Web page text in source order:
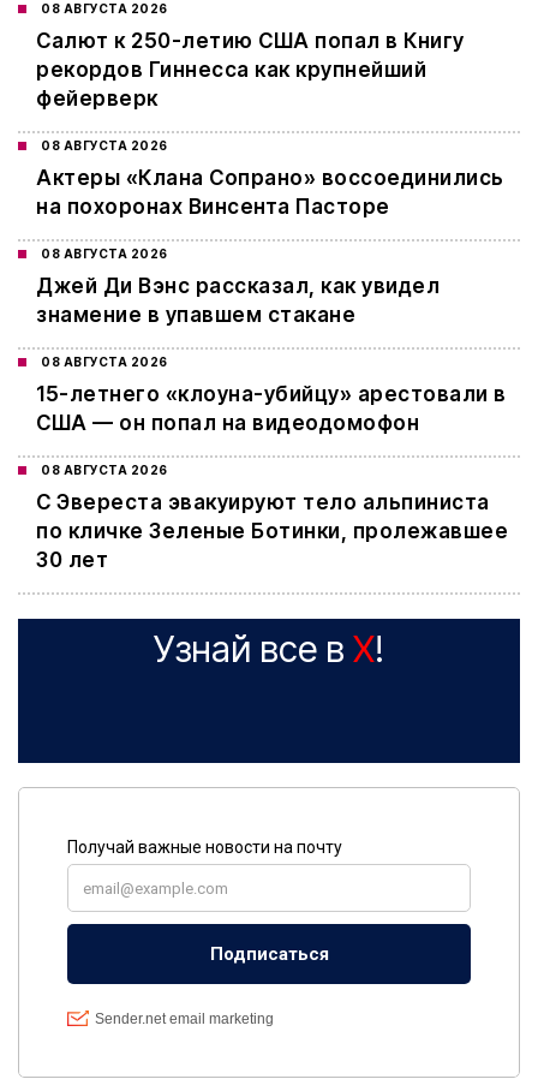
08 АВГУСТА 2026
Салют к 250-летию США попал в Книгу
рекордов Гиннесса как крупнейший
фейерверк
08 АВГУСТА 2026
Актеры «Клана Сопрано» воссоединились
на похоронах Винсента Пасторе
08 АВГУСТА 2026
Джей Ди Вэнс рассказал, как увидел
знамение в упавшем стакане
08 АВГУСТА 2026
15-летнего «клоуна-убийцу» арестовали в
США — он попал на видеодомофон
08 АВГУСТА 2026
С Эвереста эвакуируют тело альпиниста
по кличке Зеленые Ботинки, пролежавшее
30 лет
Узнай все в X!